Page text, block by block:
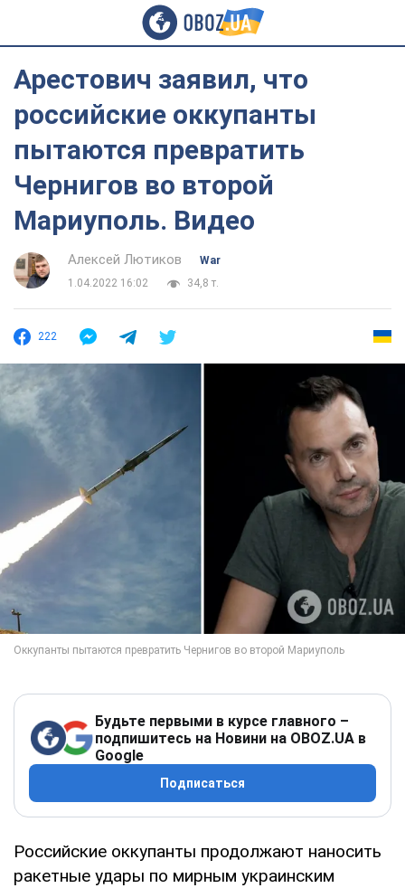
Арестович заявил, что
российские оккупанты
пытаются превратить
Чернигов во второй
Мариуполь. Видео
Алексей Лютиков
War
1.04.2022 16:02
34,8 т.
222
Будьте первыми в курсе главного –
подпишитесь на Новини на OBOZ.UA в
Google
Подписаться
Российские оккупанты продолжают наносить
ракетные удары по мирным украинским